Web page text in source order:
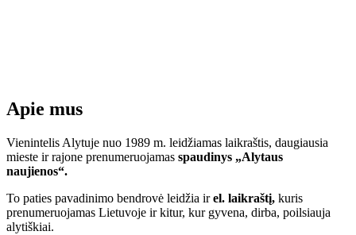
Apie mus
Vienintelis Alytuje nuo 1989 m. leidžiamas laikraštis, daugiausia
mieste ir rajone prenumeruojamas spaudinys „Alytaus
naujienos“.
To paties pavadinimo bendrovė leidžia irel. laikraštį, kuris
prenumeruojamas Lietuvoje ir kitur, kur gyvena, dirba, poilsiauja
alytiškiai.